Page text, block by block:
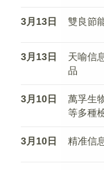
3月13日 雙良節
3月13日
天喻信
品
3月10日
萬孚生
等多種
3月10日 精准信